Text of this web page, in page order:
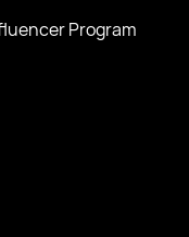
Program